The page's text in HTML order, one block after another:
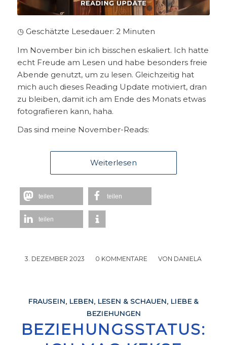
◷ Geschätzte Lesedauer: 2 Minuten
Im November bin ich bisschen eskaliert. Ich hatte
echt Freude am Lesen und habe besonders freie
Abende genutzt, um zu lesen. Gleichzeitig hat
mich auch dieses Reading Update motiviert, dran
zu bleiben, damit ich am Ende des Monats etwas
fotografieren kann, haha.
Das sind meine November-Reads:
Weiterlesen
teilen teilen
teilen
3. DEZEMBER 2023
/ 0 KOMMENTARE
/ VON DANIELA
FRAUSEIN, LEBEN, LESEN & SCHAUEN, LIEBE &
BEZIEHUNGEN
BEZIEHUNGSSTATUS: